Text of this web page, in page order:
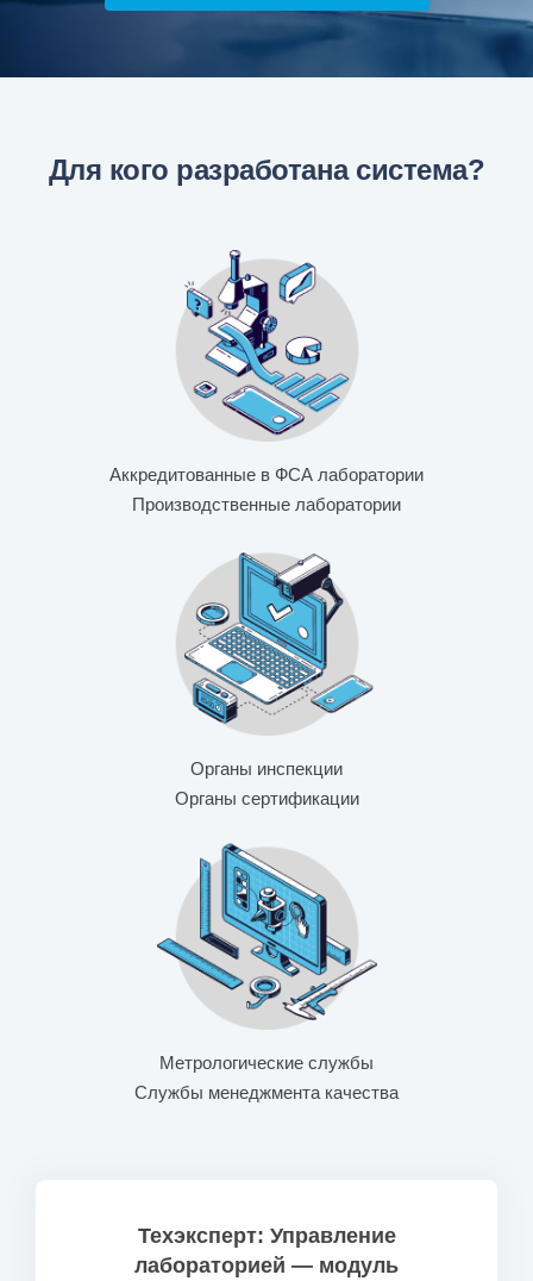
Для кого разработана система?
Аккредитованные в ФСА лаборатории
Производственные лаборатории
Органы инспекции
Органы сертификации
Метрологические службы
Службы менеджмента качества
Техэксперт: Управление
лабораторией — модуль